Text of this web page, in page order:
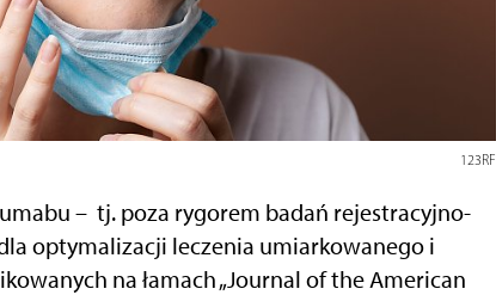
123RF
– tj. poza rygorem badań rejestracyjno-
optymalizacji leczenia umiarkowanego i
na łamach „Journal of the American